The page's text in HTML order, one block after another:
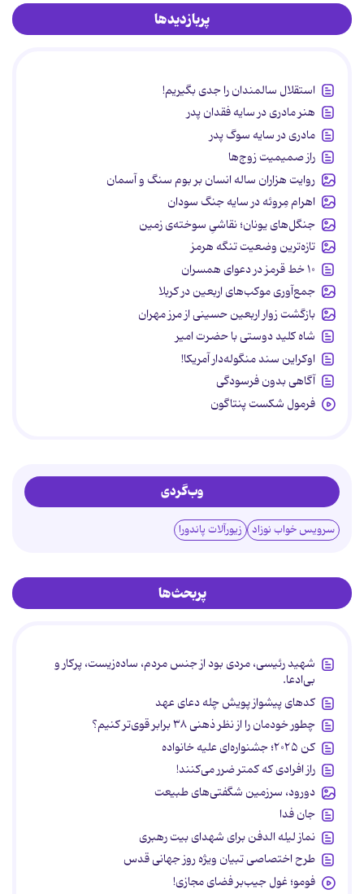
پربازدیدها
استقلال سالمندان را جدی بگیریم!
هنر مادری در سایه‌ فقدان پدر
مادری در سایه سوگ پدر
راز صمیمیت زوج‌ها
روایت هزاران ساله انسان بر بوم سنگ و آسمان
اهرام مِروئه در سایه جنگ سودان
جنگل‌های یونان؛ نقاشیِ سوخته‌ی زمین
تازه‌ترین وضعیت تنگه هرمز
۱۰ خط قرمز در دعوای همسران
جمع‌آوری موکب‌های اربعین در کربلا
بازگشت زوار اربعین حسینی از مرز مهران
شاه کلید دوستی با حضرت امیر
اوکراین سند منگوله‌دار آمریکا!
آگاهی بدون فرسودگی
فرمول شکست پنتاگون
وب‌گردی
سرویس خواب نوزاد زیورآلات پاندورا
پربحث‌ها
شهید رئیسی، مردی بود از جنس مردم، ساده‌زیست، پرکار و
بی‌ادعا.
کدهای پیشواز پویش چله دعای عهد
چطور خودمان را از نظر ذهنی ۳۸ برابر قوی‌تر کنیم؟
کن ۲۰۲۵؛ جشنواره‌ای علیه خانواده
راز افرادی که کمتر ضرر می‌کنند!
دورود، سرزمین شگفتی‌های طبیعت
جان فدا
نماز لیله الدفن برای شهدای بیت رهبری
طرح اختصاصی تبیان ویژه روز جهانی قدس
فومو؛ غول جیب‌بر فضای مجازی!